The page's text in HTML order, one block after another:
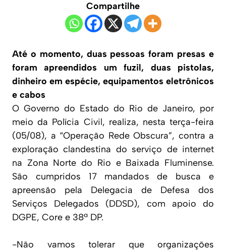
Compartilhe
Até o momento, duas pessoas foram presas e
foram apreendidos um fuzil, duas pistolas,
dinheiro em espécie, equipamentos eletrônicos
e cabos
O Governo do Estado do Rio de Janeiro, por
meio da Polícia Civil, realiza, nesta terça-feira
(05/08), a “Operação Rede Obscura”, contra a
exploração clandestina do serviço de internet
na Zona Norte do Rio e Baixada Fluminense.
São cumpridos 17 mandados de busca e
apreensão pela Delegacia de Defesa dos
Serviços Delegados (DDSD), com apoio do
DGPE, Core e 38ª DP.
-Não vamos tolerar que organizações